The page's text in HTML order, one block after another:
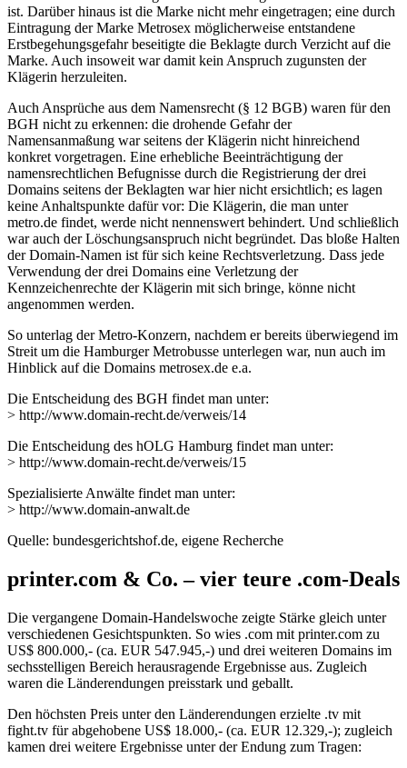
ist. Darüber hinaus ist die Marke nicht mehr eingetragen; eine durch
Eintragung der Marke Metrosex möglicherweise entstandene
Erstbegehungsgefahr beseitigte die Beklagte durch Verzicht auf die
Marke. Auch insoweit war damit kein Anspruch zugunsten der
Klägerin herzuleiten.
Auch Ansprüche aus dem Namensrecht (§ 12 BGB) waren für den
BGH nicht zu erkennen: die drohende Gefahr der
Namensanmaßung war seitens der Klägerin nicht hinreichend
konkret vorgetragen. Eine erhebliche Beeinträchtigung der
namensrechtlichen Befugnisse durch die Registrierung der drei
Domains seitens der Beklagten war hier nicht ersichtlich; es lagen
keine Anhaltspunkte dafür vor: Die Klägerin, die man unter
metro.de findet, werde nicht nennenswert behindert. Und schließlich
war auch der Löschungsanspruch nicht begründet. Das bloße Halten
der Domain-Namen ist für sich keine Rechtsverletzung. Dass jede
Verwendung der drei Domains eine Verletzung der
Kennzeichenrechte der Klägerin mit sich bringe, könne nicht
angenommen werden.
So unterlag der Metro-Konzern, nachdem er bereits überwiegend im
Streit um die Hamburger Metrobusse unterlegen war, nun auch im
Hinblick auf die Domains metrosex.de e.a.
Die Entscheidung des BGH findet man unter:
> http://www.domain-recht.de/verweis/14
Die Entscheidung des hOLG Hamburg findet man unter:
> http://www.domain-recht.de/verweis/15
Spezialisierte Anwälte findet man unter:
> http://www.domain-anwalt.de
Quelle: bundesgerichtshof.de, eigene Recherche
printer.com & Co. – vier teure .com-Deals
Die vergangene Domain-Handelswoche zeigte Stärke gleich unter
verschiedenen Gesichtspunkten. So wies .com mit printer.com zu
US$ 800.000,- (ca. EUR 547.945,-) und drei weiteren Domains im
sechsstelligen Bereich herausragende Ergebnisse aus. Zugleich
waren die Länderendungen preisstark und geballt.
Den höchsten Preis unter den Länderendungen erzielte .tv mit
fight.tv für abgehobene US$ 18.000,- (ca. EUR 12.329,-); zugleich
kamen drei weitere Ergebnisse unter der Endung zum Tragen: